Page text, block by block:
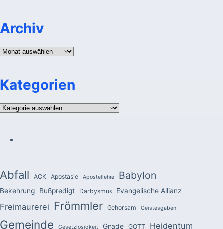
Archiv
Archiv
Kategorien
Kategorien
Abfall ACK Apostasie Apostellehre Babylon
Bekehrung Bußpredigt Darbysmus Evangelische Allianz
Freimaurerei Frömmler Gehorsam Geistesgaben
Gemeinde Gesetzlosigkeit Gnade GOTT Heidentum